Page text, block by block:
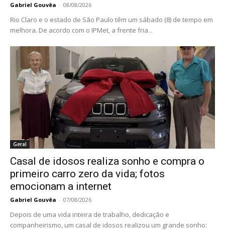
Gabriel Gouvêa - 08/08/2026
Rio Claro e o estado de São Paulo têm um sábado (8) de tempo em
melhora. De acordo com o IPMet, a frente fria...
Geral
Casal de idosos realiza sonho e compra o
primeiro carro zero da vida; fotos
emocionam a internet
Gabriel Gouvêa - 07/08/2026
Depois de uma vida inteira de trabalho, dedicação e
companheirismo, um casal de idosos realizou um grande sonho: